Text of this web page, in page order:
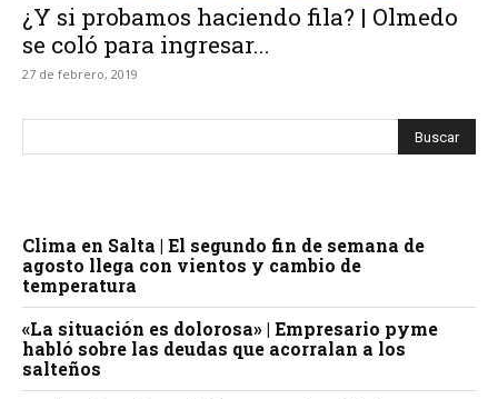
¿Y si probamos haciendo fila? | Olmedo
se coló para ingresar...
27 de febrero, 2019
Clima en Salta | El segundo fin de semana de
agosto llega con vientos y cambio de
temperatura
«La situación es dolorosa» | Empresario pyme
habló sobre las deudas que acorralan a los
salteños